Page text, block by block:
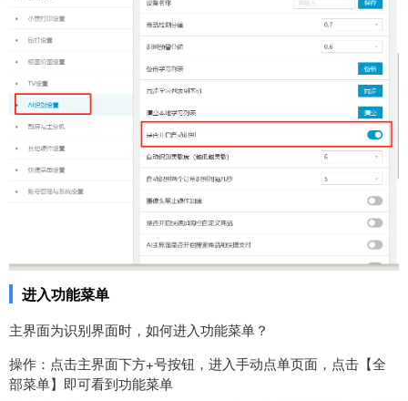
进入功能菜单
主界面为识别界面时，如何进入功能菜单？
操作：点击主界面下方+号按钮，进入手动点单页面，点击【全
部菜单】即可看到功能菜单